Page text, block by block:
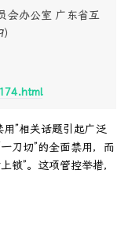
会办公室 广东省互
”相关话题引起广泛
刀切”的全面禁用，而
锁”。这项管控举措，